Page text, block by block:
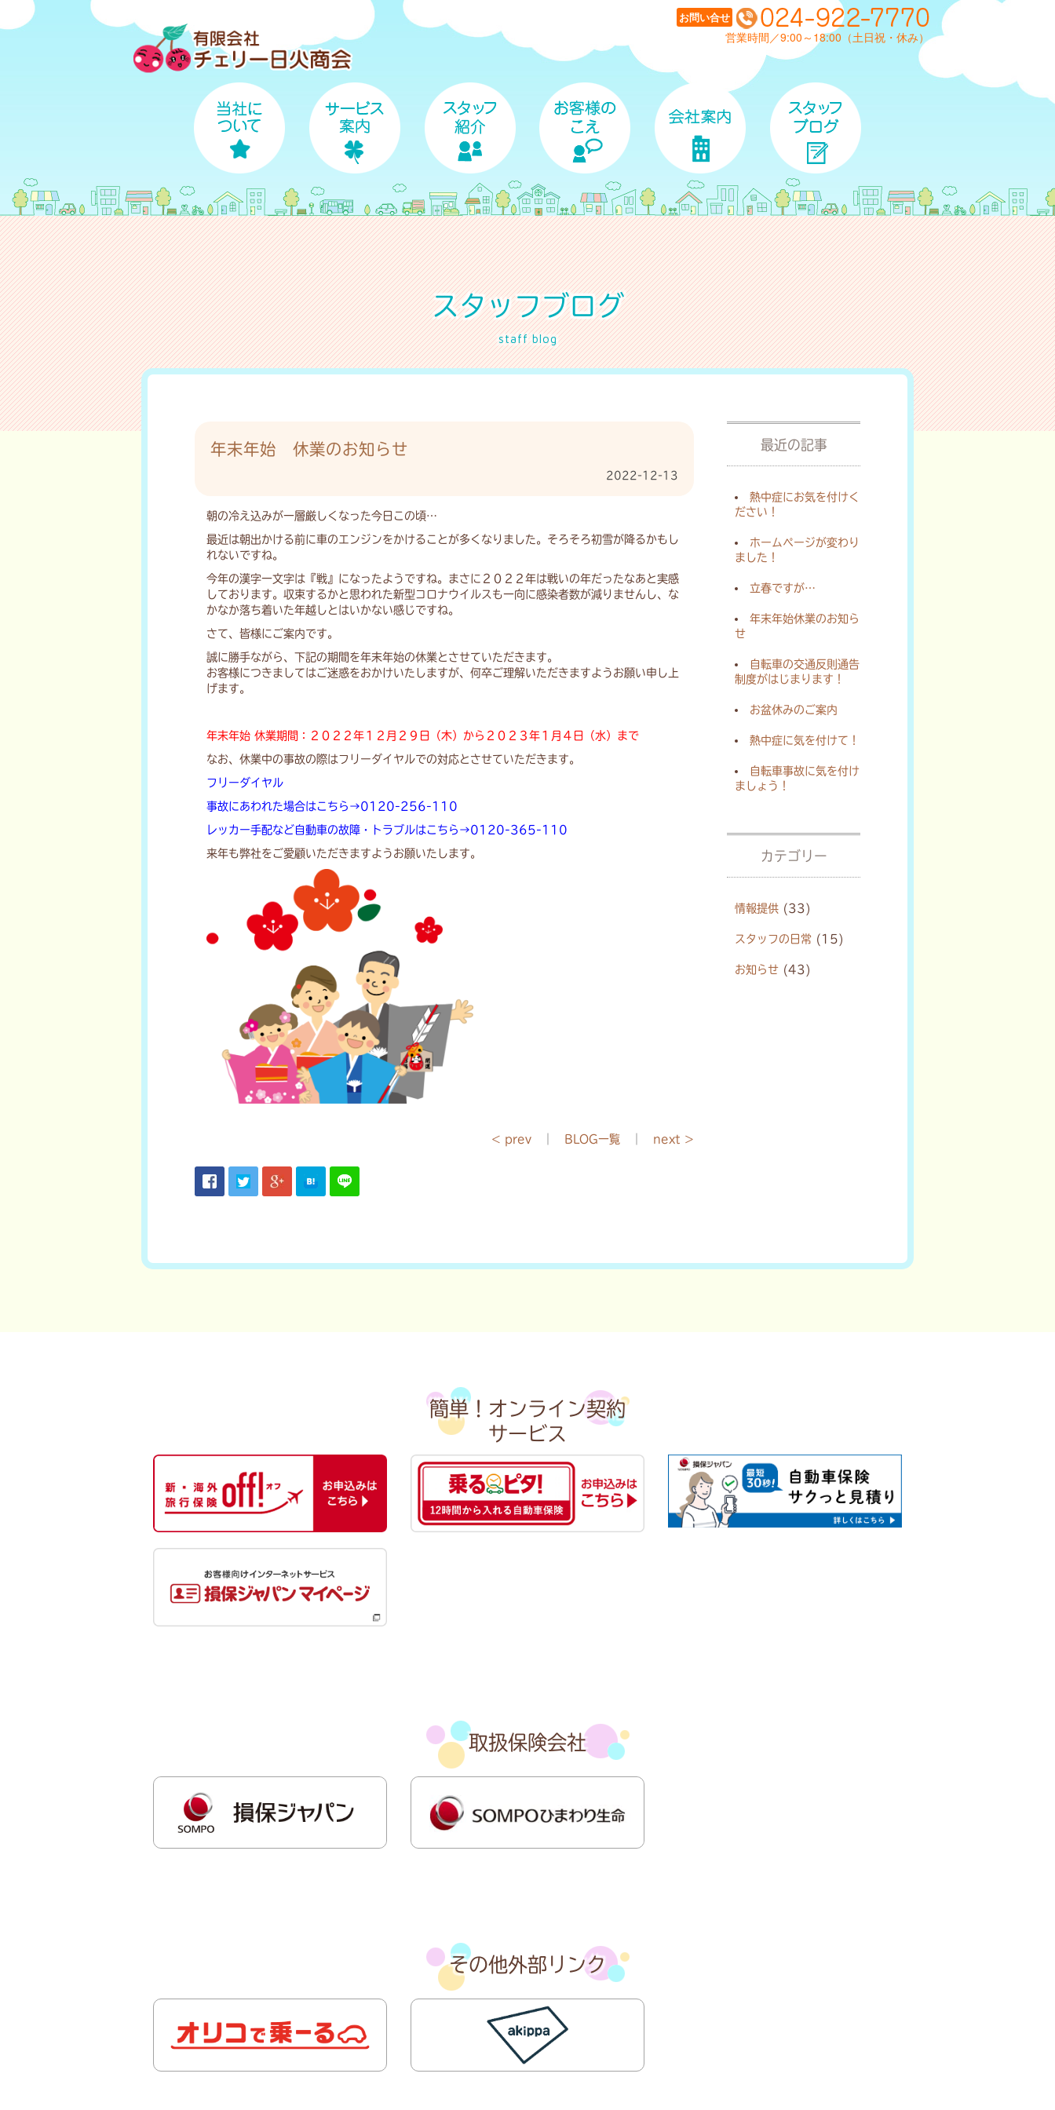
お問い合せ
営業時間／9:00～18:00（土日祝・休み）
スタッフブログ
staff blog
年末年始 休業のお知らせ
2022-12-13
朝の冷え込みが一層厳しくなった今日この頃…
最近は朝出かける前に車のエンジンをかけることが多くなりました。そろそろ初雪が降るかもし
れないですね。
今年の漢字一文字は『戦』になったようですね。まさに２０２２年は戦いの年だったなあと実感
しております。収束するかと思われた新型コロナウイルスも一向に感染者数が減りませんし、な
かなか落ち着いた年越しとはいかない感じですね。
さて、皆様にご案内です。
誠に勝手ながら、下記の期間を年末年始の休業とさせていただきます。
お客様につきましてはご迷惑をおかけいたしますが、何卒ご理解いただきますようお願い申し上
げます。
年末年始 休業期間：２０２２年１２月２９日（木）から２０２３年１月４日（水）まで
なお、休業中の事故の際はフリーダイヤルでの対応とさせていただきます。
フリーダイヤル
事故にあわれた場合はこちら→0120-256-110
レッカー手配など自動車の故障・トラブルはこちら→0120-365-110
来年も弊社をご愛顧いただきますようお願いたします。
< prev BLOG一覧 next >
最近の記事
熱中症にお気を付けく
ださい！
ホームページが変わり
ました！
立春ですが…
年末年始休業のお知ら
せ
自転車の交通反則通告
制度がはじまります！
お盆休みのご案内
熱中症に気を付けて！
自転車事故に気を付け
ましょう！
カテゴリー
情報提供 (33)
スタッフの日常 (15)
お知らせ (43)
簡単！オンライン契約
サービス
取扱保険会社
その他外部リンク